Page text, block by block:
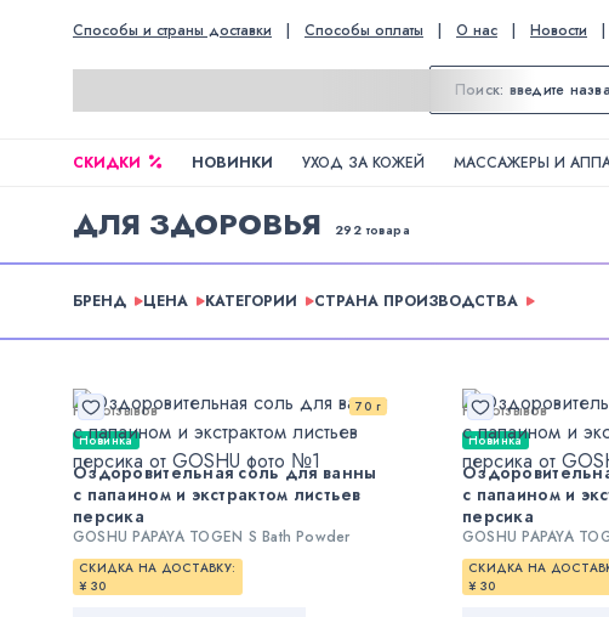
Способы и страны доставки | Способы оплаты | О нас | Новости |
СКИДКИ НОВИНКИ УХОД ЗА КОЖЕЙ МАССАЖЕРЫ И
ДЛЯ ЗДОРОВЬЯ 292 товара
БРЕНД ЦЕНА КАТЕГОРИИ СТРАНА ПРОИЗВОДСТВА
70 г
Нет отзывов
Новинка
Оздоровительная соль для ванны
с папаином и экстрактом листьев
персика
GOSHU PAPAYA TOGEN S Bath Powder
СКИДКА НА ДОСТАВКУ:
¥ 30
Нет отзывов
Новинка
с папаином и
персика
GOSHU PAPAYA
СКИДКА НА
¥ 30